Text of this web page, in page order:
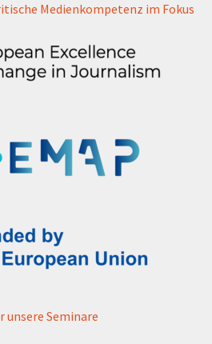
Medienkompetenz im Fokus
Seminare